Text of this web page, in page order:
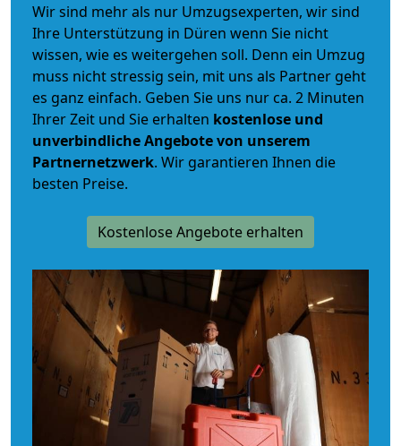
Wir sind mehr als nur Umzugsexperten, wir sind
Ihre Unterstützung in Düren wenn Sie nicht
wissen, wie es weitergehen soll. Denn ein Umzug
muss nicht stressig sein, mit uns als Partner geht
es ganz einfach. Geben Sie uns nur ca. 2 Minuten
Ihrer Zeit und Sie erhalten kostenlose und
unverbindlicheAngebote von unserem
Partnernetzwerk. Wir garantieren Ihnen die
besten Preise.
Kostenlose Angebote erhalten